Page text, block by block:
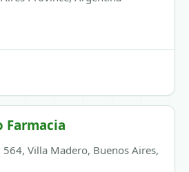
Farmacia
564, Villa Madero, Buenos Aires,